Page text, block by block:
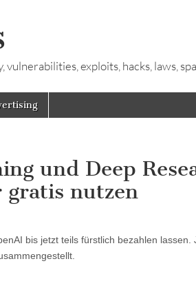
exploits, hacks, laws,
und Deep
gratis nutzen
bis jetzt teils fürstlich bezahlen lassen.